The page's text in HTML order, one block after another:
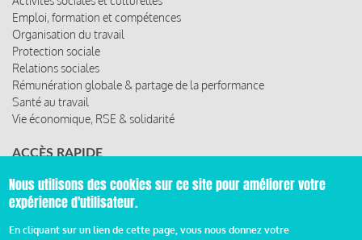
Emploi, formation et compétences
Organisation du travail
Protection sociale
Relations sociales
Rémunération globale & partage de la performance
Santé au travail
Vie économique, RSE & solidarité
ACCÈS RAPIDE
Les abonnements
Les rencontres
Les ressources
Nous utilisons des cookies sur ce site pour améliorer votre
expérience d'utilisateur.
En cliquant sur un lien de cette page, vous nous donnez votre